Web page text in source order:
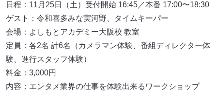
日程：11月25日（土）受付開始 16:45／本番 17:00〜18:30
ゲスト：令和喜多みな実河野、タイムキーパー
会場：よしもとアカデミー大阪校 教室
定員：各2名 計6名（カメラマン体験、番組ディレクター体
験、進行スタッフ体験）
料金：3,000円
内容：エンタメ業界の仕事を体験出来るワークショップ